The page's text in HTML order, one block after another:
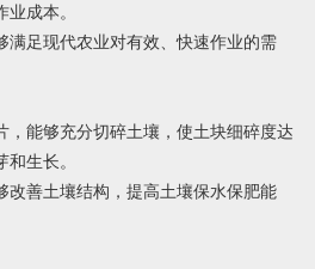
成本。
满足现代农业对有效、快速作业的需
，能够充分切碎土壤，使土块细碎度达
生长。
改善土壤结构，提高土壤保水保肥能